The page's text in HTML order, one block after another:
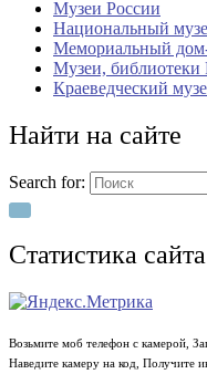
Музеи России
Национальный
Мемориальный
Музеи, библиотеки
Краеведческий
Найти на сайте
Search for:
Статистика сайта
Возьмите моб телефон с камерой,
Наведите камеру на код, Получите